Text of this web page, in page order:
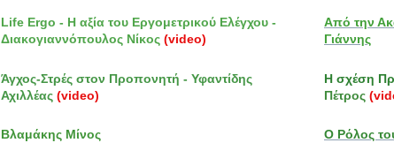
Life Ergo - Η αξία του Εργομετρικού Ελέγχου -
Διακογιαννόπουλος Νίκος (video)
Από την
Γιάννης
Άγχος-Στρές στον Προπονητή - Υφαντίδης
Αχιλλέας (video)
Βλαμάκης Μίνος
Η σχέση
Πέτρος
Ο Ρόλος